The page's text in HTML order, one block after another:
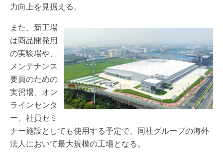
力向上を見据える。
また、新工場
は商品開発用
の実験場や、
メンテナンス
要員のための
実習場、オン
ラインセンタ
ー、社員セミ
ナー施設としても使用する予定で、同社グループの海外
法人において最大規模の工場となる。